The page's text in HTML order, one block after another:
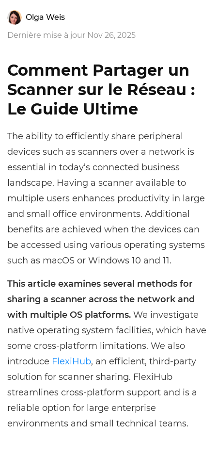
Olga Weis
Dernière mise à jour Nov 26, 2025
Comment Partager un
Scanner sur le Réseau :
Le Guide Ultime
The ability to efficiently share peripheral
devices such as scanners over a network is
essential in today’s connected business
landscape. Having a scanner available to
multiple users enhances productivity in large
and small office environments. Additional
benefits are achieved when the devices can
be accessed using various operating systems
such as macOS or Windows 10 and 11.
This article examines several methods for
sharing a scanner across the network and
with multiple OS platforms. We investigate
native operating system facilities, which have
some cross-platform limitations. We also
introduce FlexiHub, an efficient, third-party
solution for scanner sharing. FlexiHub
streamlines cross-platform support and is a
reliable option for large enterprise
environments and small technical teams.